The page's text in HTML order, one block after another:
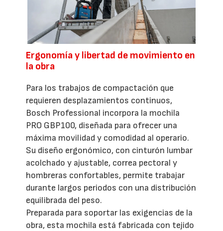
Ergonomía y libertad de movimiento en
la obra
Para los trabajos de compactación que
requieren desplazamientos continuos,
Bosch Professional incorpora la mochila
PRO GBP100, diseñada para ofrecer una
máxima movilidad y comodidad al operario.
Su diseño ergonómico, con cinturón lumbar
acolchado y ajustable, correa pectoral y
hombreras confortables, permite trabajar
durante largos periodos con una distribución
equilibrada del peso.
Preparada para soportar las exigencias de la
obra, esta mochila está fabricada con tejido